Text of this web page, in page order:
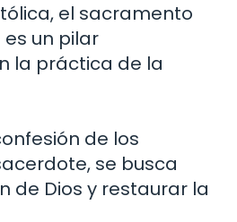
el sacramento
un pilar
la práctica de la
de los
se busca
de Dios y restaurar la